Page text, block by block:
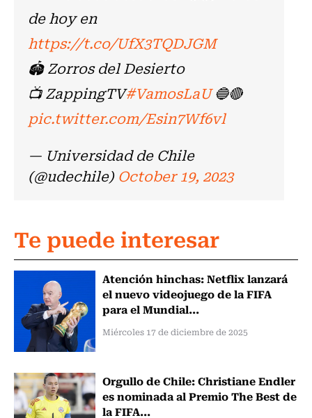
de hoy en
https://t.co/UfX3TQDJGM
🏟️ Zorros del Desierto
📺 ZappingTV#VamosLaU🔵🔴
pic.twitter.com/Esin7Wf6vl
— Universidad de Chile
(@udechile)October 19, 2023
Te puede interesar
Atención hinchas: Netflix lanzará
el nuevo videojuego de la FIFA
para el Mundial...
Miércoles 17 de diciembre de 2025
Orgullo de Chile: Christiane Endler
es nominada al Premio The Best de
la FIFA...